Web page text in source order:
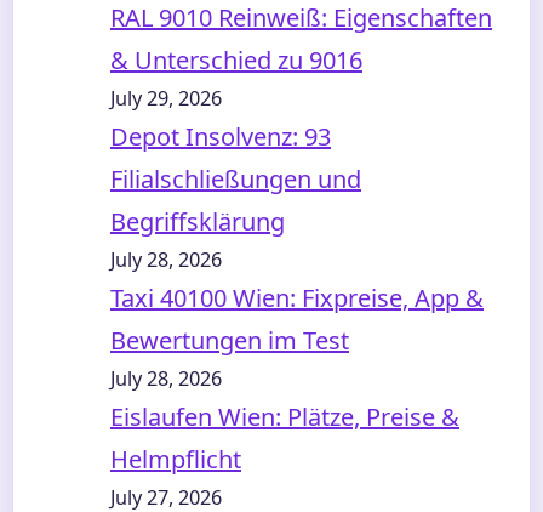
RAL 9010 Reinweiß: Eigenschaften
& Unterschied zu 9016
July 29, 2026
Depot Insolvenz: 93
Filialschließungen und
Begriffsklärung
July 28, 2026
Taxi 40100 Wien: Fixpreise, App &
Bewertungen im Test
July 28, 2026
Eislaufen Wien: Plätze, Preise &
Helmpflicht
July 27, 2026